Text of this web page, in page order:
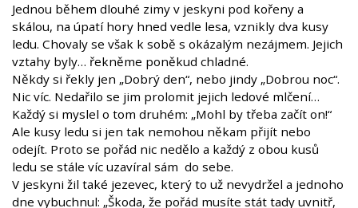
Jednou během dlouhé zimy v jeskyni pod kořeny a
skálou, na úpatí hory hned vedle lesa, vznikly dva kusy
ledu. Chovaly se však k sobě s okázalým nezájmem. Jejich
vztahy byly… řekněme poněkud chladné.
Někdy si řekly jen „Dobrý den“, nebo jindy „Dobrou noc“.
Nic víc. Nedařilo se jim prolomit jejich ledové mlčení…
Každý si myslel o tom druhém: „Mohl by třeba začít on!“
Ale kusy ledu si jen tak nemohou někam přijít nebo
odejít. Proto se pořád nic nedělo a každý z obou kusů
ledu se stále víc uzavíral sám do sebe.
V jeskyni žil také jezevec, který to už nevydržel a jednoho
dne vybuchnul: „Škoda, že pořád musíte stát tady uvnitř,